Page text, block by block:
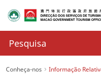
Conheça-nos Informação